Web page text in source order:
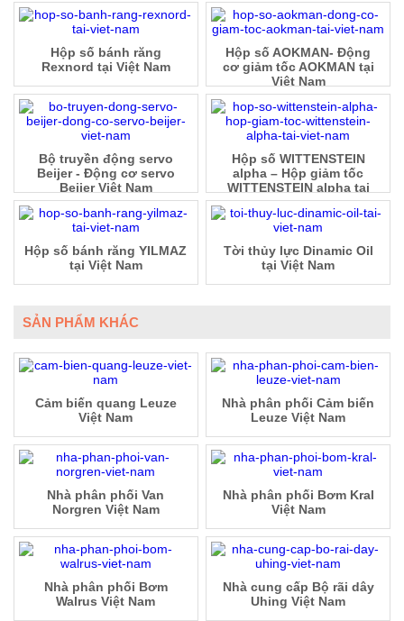
Hộp số AOKMAN- Động
cơ giảm tốc AOKMAN tại
Việt Nam
Hộp số bánh răng
Rexnord tại Việt Nam
Hộp số WITTENSTEIN
alpha – Hộp giảm tốc
WITTENSTEIN alpha tại
Việt Nam
Bộ truyền động servo
Beijer - Động cơ servo
Beijer Việt Nam
Tời thủy lực Dinamic Oil
tại Việt Nam
Hộp số bánh răng YILMAZ
tại Việt Nam
SẢN PHẨM KHÁC
Cảm biến quang Leuze
Việt Nam
Nhà phân phối Cảm biến
Leuze Việt Nam
Nhà phân phối Van
Norgren Việt Nam
Nhà phân phối Bơm Kral
Việt Nam
Nhà phân phối Bơm
Walrus Việt Nam
Nhà cung cấp Bộ rãi dây
Uhing Việt Nam